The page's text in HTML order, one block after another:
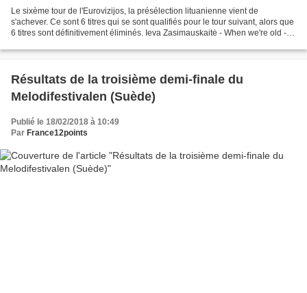
Le sixème tour de l'Eurovizijos, la présélection lituanienne vient de
s'achever. Ce sont 6 titres qui se sont qualifiés pour le tour suivant, alors que
6 titres sont définitivement éliminés. Ieva Zasimauskaitė - When we're old -
Résultats de la troisième demi-finale du
Melodifestivalen (Suède)
Publié le 18/02/2018 à 10:49
Par France12points